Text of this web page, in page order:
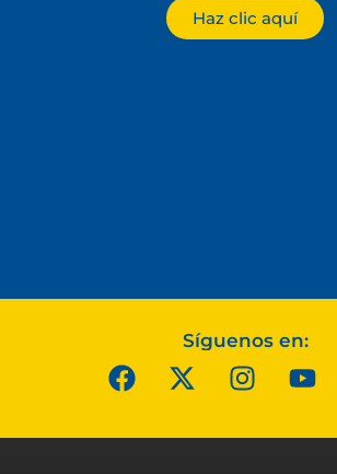
Haz clic aquí
Síguenos en: